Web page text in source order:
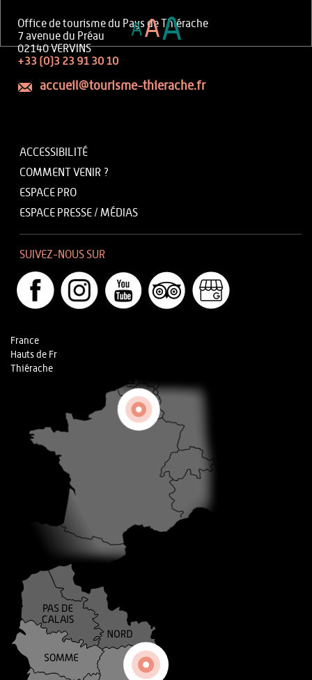
Office de tourisme du Pays de Thiérache
7 avenue du Préau
02140 VERVINS
+33 (0)3 23 91 30 10
accueil@tourisme-thierache.fr
ACCESSIBILITÉ
COMMENT VENIR ?
ESPACE PRO
ESPACE PRESSE / MÉDIAS
SUIVEZ-NOUS SUR
France
Hauts de Fr
Thiérache
AAA